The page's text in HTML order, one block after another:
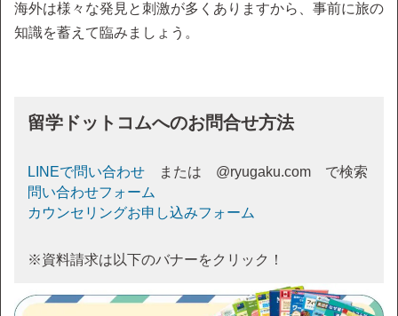
海外は様々な発見と刺激が多くありますから、事前に旅の
知識を蓄えて臨みましょう。
留学ドットコムへのお問合せ方法
LINEで問い合わせ または @ryugaku.com で検索
問い合わせフォーム
カウンセリングお申し込みフォーム
※資料請求は以下のバナーをクリック！